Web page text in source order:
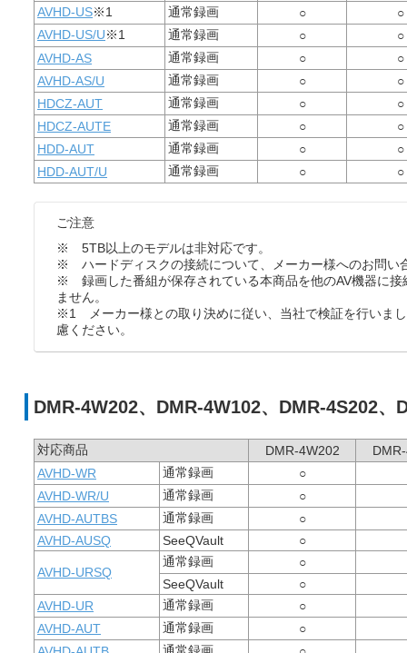
AVHD-US※1 通常録画 ○
○
AVHD-US/U※1 通常録画 ○
○
AVHD-AS
通常録画 ○
○
AVHD-AS/U
通常録画 ○
○
HDCZ-AUT
通常録画 ○
○
HDCZ-AUTE
通常録画 ○
○
HDD-AUT
通常録画 ○
○
HDD-AUT/U
通常録画 ○ ○
ご注意
※ 5TB以上のモデルは非対応です。
※ ハードディスクの接続について、メーカー様へのお問い
※ 録画した番組が保存されている本商品を他のAV機器に接
ません。
※1 メーカー様との取り決めに従い、当社で検証を行いま
慮ください。
DMR-4W202、DMR-4W102、DMR-4S202、
対応商品 DMR-4W202
AVHD-WR
通常録画 ○
AVHD-WR/U
通常録画 ○
AVHD-AUTBS
通常録画 ○
AVHD-AUSQ
SeeQVault ○
AVHD-URSQ
通常録画 ○
SeeQVault
○
AVHD-UR
通常録画 ○
AVHD-AUT
通常録画 ○